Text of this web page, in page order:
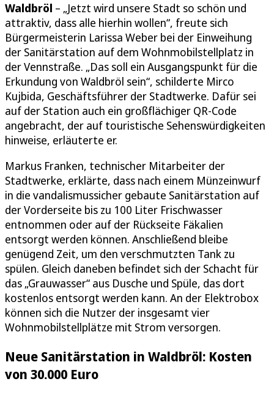
Waldbröl – „Jetzt wird unsere Stadt so schön und
attraktiv, dass alle hierhin wollen“, freute sich
Bürgermeisterin Larissa Weber bei der Einweihung
der Sanitärstation auf dem Wohnmobilstellplatz in
der Vennstraße. „Das soll ein Ausgangspunkt für die
Erkundung von Waldbröl sein“, schilderte Mirco
Kujbida, Geschäftsführer der Stadtwerke. Dafür sei
auf der Station auch ein großflächiger QR-Code
angebracht, der auf touristische Sehenswürdigkeiten
hinweise, erläuterte er.
Markus Franken, technischer Mitarbeiter der
Stadtwerke, erklärte, dass nach einem Münzeinwurf
in die vandalismussicher gebaute Sanitärstation auf
der Vorderseite bis zu 100 Liter Frischwasser
entnommen oder auf der Rückseite Fäkalien
entsorgt werden können. Anschließend bleibe
genügend Zeit, um den verschmutzten Tank zu
spülen. Gleich daneben befindet sich der Schacht für
das „Grauwasser“ aus Dusche und Spüle, das dort
kostenlos entsorgt werden kann. An der Elektrobox
können sich die Nutzer der insgesamt vier
Wohnmobilstellplätze mit Strom versorgen.
Neue Sanitärstation in Waldbröl: Kosten
von 30.000 Euro